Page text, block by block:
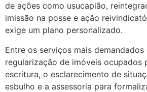
de ações como usucapião,
imissão na posse e ação
exige um plano personalizado.
Entre os serviços mais demandados
regularização de imóveis ocupados
escritura, o esclarecimento de
esbulho e a assessoria para